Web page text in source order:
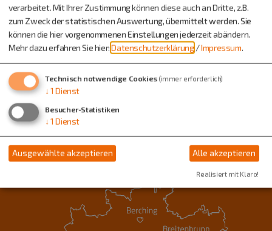
Absenden
*) Pflichtfeld
Eine Kopie dieser E-Mail wird an Ihre Adresse verschickt.
verarbeitet. Mit Ihrer Zustimmung können diese auch an Dritte, z.B.
zum Zweck der statistischen Auswertung, übermittelt werden. Sie
können die hier vorgenommenen Einstellungen jederzeit abändern.
Mehr dazu erfahren Sie hier:Datenschutzerklärung /Impressum.
Technisch notwendige Cookies (immer erforderlich)
↓ 1 Dienst
Besucher-Statistiken
↓ 1 Dienst
Ausgewählte akzeptieren Alle akzeptieren
Realisiert mit Klaro!